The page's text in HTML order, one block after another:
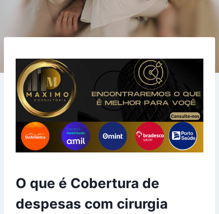
O que é Cobertura de
despesas com cirurgia